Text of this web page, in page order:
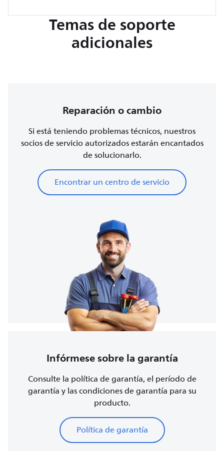
Temas de soporte
adicionales
Reparación o cambio
Si está teniendo problemas técnicos, nuestros
socios de servicio autorizados estarán encantados
de solucionarlo.
Encontrar un centro de servicio
Infórmese sobre la garantía
Consulte la política de garantía, el período de
garantía y las condiciones de garantía para su
producto.
Política de garantía